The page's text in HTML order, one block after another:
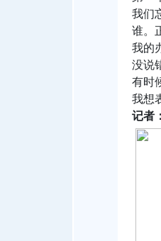
我们
谁。
我的
没说
有时
我想
记者